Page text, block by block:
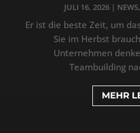
JULI 16, 2026| NEWS,
Er ist die beste Zeit, um
Sie im Herbst
Unternehmen
Teambuilding
MEHR